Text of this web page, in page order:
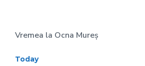
Vremea la Ocna Mureș
Today